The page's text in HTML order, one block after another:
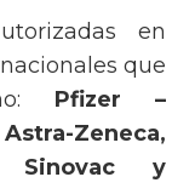
en
que
Pfizer –
Zeneca,
Sinovac y